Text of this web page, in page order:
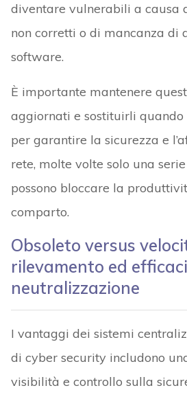
diventare vulnerabili a causa
non corretti o di mancanza di
software.
È importante mantenere
aggiornati e sostituirli quando
per garantire la sicurezza e
rete, molte volte solo una
possono bloccare la
comparto.
Obsoleto versus
rilevamento ed
neutralizzazione
I vantaggi dei sistemi
di cyber security includono
visibilità e controllo sulla